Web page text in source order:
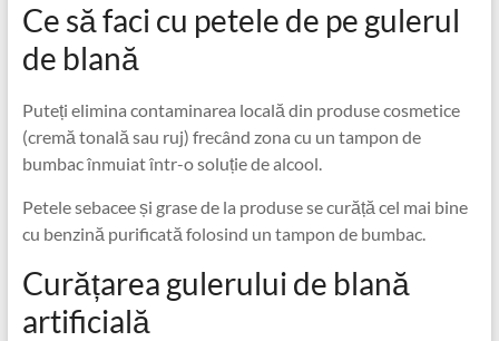
Ce să faci cu petele de pe gulerul
de blană
Puteți elimina contaminarea locală din produse cosmetice
(cremă tonală sau ruj) frecând zona cu un tampon de
bumbac înmuiat într-o soluție de alcool.
Petele sebacee și grase de la produse se curăță cel mai bine
cu benzină purificată folosind un tampon de bumbac.
Curățarea gulerului de blană
artificială